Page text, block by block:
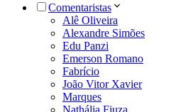
Comentaristas
Alê Oliveira
Alexandre Simões
Edu Panzi
Emerson Romano
Fabrício
João Vitor Xavier
Marques
Nathália Fiuza